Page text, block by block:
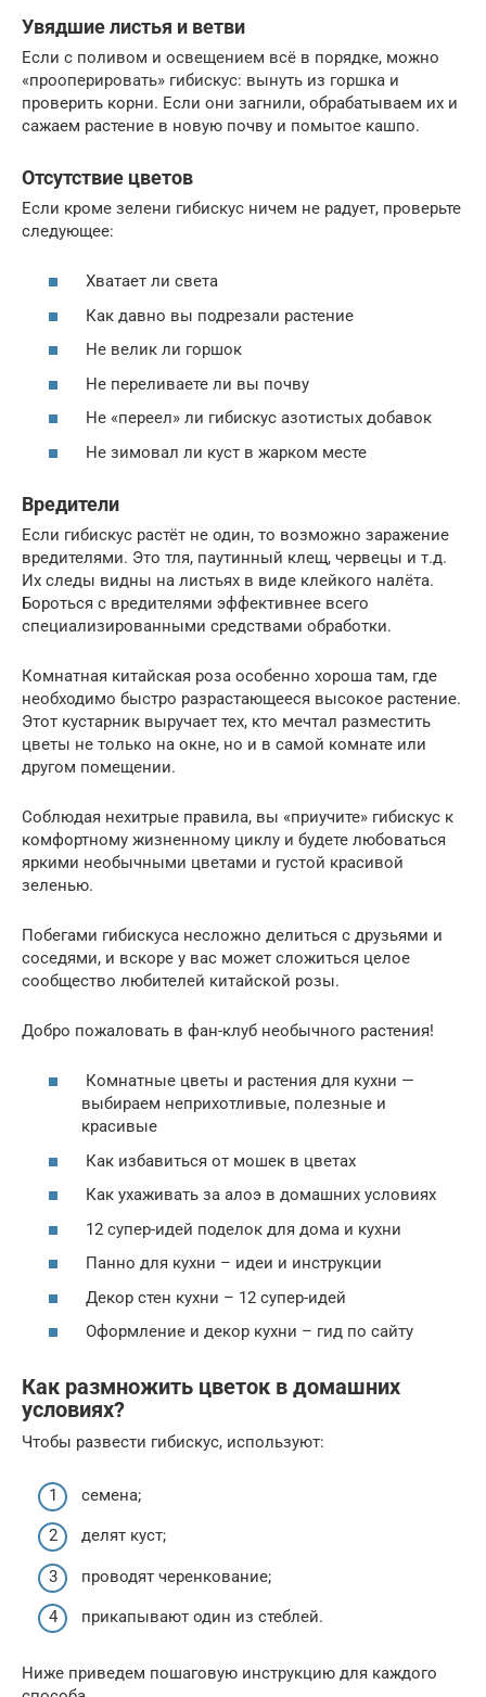
Увядшие листья и ветви
Если с поливом и освещением всё в порядке, можно
«прооперировать» гибискус: вынуть из горшка и
проверить корни. Если они загнили, обрабатываем их и
сажаем растение в новую почву и помытое кашпо.
Отсутствие цветов
Если кроме зелени гибискус ничем не радует, проверьте
следующее:
Хватает ли света
Как давно вы подрезали растение
Не велик ли горшок
Не переливаете ли вы почву
Не «переел» ли гибискус азотистых добавок
Не зимовал ли куст в жарком месте
Вредители
Если гибискус растёт не один, то возможно заражение
вредителями. Это тля, паутинный клещ, червецы и т.д.
Их следы видны на листьях в виде клейкого налёта.
Бороться с вредителями эффективнее всего
специализированными средствами обработки.
Комнатная китайская роза особенно хороша там, где
необходимо быстро разрастающееся высокое растение.
Этот кустарник выручает тех, кто мечтал разместить
цветы не только на окне, но и в самой комнате или
другом помещении.
Соблюдая нехитрые правила, вы «приучите» гибискус к
комфортному жизненному циклу и будете любоваться
яркими необычными цветами и густой красивой
зеленью.
Побегами гибискуса несложно делиться с друзьями и
соседями, и вскоре у вас может сложиться целое
сообщество любителей китайской розы.
Добро пожаловать в фан-клуб необычного растения!
Комнатные цветы и растения для кухни —
выбираем неприхотливые, полезные и
красивые
Как избавиться от мошек в цветах
Как ухаживать за алоэ в домашних условиях
12 супер-идей поделок для дома и кухни
Панно для кухни – идеи и инструкции
Декор стен кухни – 12 супер-идей
Оформление и декор кухни – гид по сайту
Как размножить цветок в домашних
условиях?
Чтобы развести гибискус, используют:
семена;
делят куст;
проводят черенкование;
прикапывают один из стеблей.
Ниже приведем пошаговую инструкцию для каждого